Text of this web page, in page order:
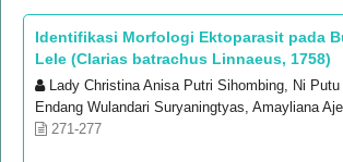
Identifikasi Morfologi Ektoparasit pada
Lele (Clarias batrachus Linnaeus, 1758)
Lady Christina Anisa Putri Sihombing, Ni Putu
Endang Wulandari Suryaningtyas, Amayliana
271-277